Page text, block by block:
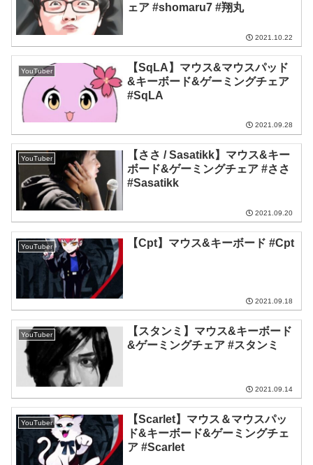
ェア #shomaru7 #翔丸
2021.10.22
YouTuber
【SqLA】マウス&マウスパッド
&キーボード&ゲーミングチェア
#SqLA
2021.09.28
YouTuber
【ささ / Sasatikk】マウス&キー
ボード&ゲーミングチェア #ささ
#Sasatikk
2021.09.20
YouTuber 【Cpt】マウス&キーボード #Cpt
2021.09.18
YouTuber
【スタンミ】マウス&キーボード
&ゲーミングチェア #スタンミ
2021.09.14
YouTuber
【Scarlet】マウス＆マウスパッ
ド&キーボード&ゲーミングチェ
ア #Scarlet